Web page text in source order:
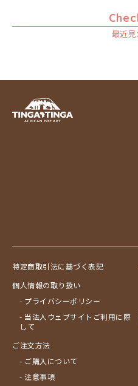
最近
特定商取引法に基づく表記
個人情報の取り扱い
- プライバシーポリシー
- 当法人ウェブサイトご利用に際
して
ご注文方法
- ご購入について
- 注意事項